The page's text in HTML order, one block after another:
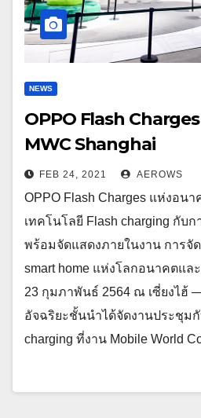
NEWS
OPPO Flash
MWC Shanghai
FEB 24, 2021 AEROWS
OPPO Flash Charges แห่งอนา
เทคโนโลยี Flash charging กับ
พร้อมจัดแสดงภายในงาน การจั
smart home แห่งโลกอนาคตแ
23 กุมภาพันธ์ 2564 ณ เซี่ยงไฮ้
อัจฉริยะชั้นนำได้จัดงานประชุม
charging ที่งาน Mobile World